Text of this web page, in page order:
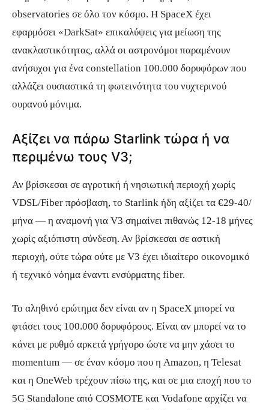
observatories σε όλο τον κόσμο. Η SpaceX έχει
εφαρμόσει «DarkSat» επικαλύψεις για μείωση της
ανακλαστικότητας, αλλά οι αστρονόμοι παραμένουν
ανήσυχοι για ένα constellation 100.000 δορυφόρων που
αλλάζει ουσιαστικά τη φωτεινότητα του νυχτερινού
ουρανού μόνιμα.
Αξίζει να πάρω Starlink τώρα ή να
περιμένω τους V3;
Αν βρίσκεσαι σε αγροτική ή νησιωτική περιοχή χωρίς
VDSL/Fiber πρόσβαση, το Starlink ήδη αξίζει τα €29-40/
μήνα — η αναμονή για V3 σημαίνει πιθανώς 12-18 μήνες
χωρίς αξιόπιστη σύνδεση. Αν βρίσκεσαι σε αστική
περιοχή, ούτε τώρα ούτε με V3 έχει ιδιαίτερο οικονομικό
ή τεχνικό νόημα έναντι ενσύρματης fiber.
Το αληθινό ερώτημα δεν είναι αν η SpaceX μπορεί να
φτάσει τους 100.000 δορυφόρους. Είναι αν μπορεί να το
κάνει με ρυθμό αρκετά γρήγορο ώστε να μην χάσει το
momentum — σε έναν κόσμο που η Amazon, η Telesat
και η OneWeb τρέχουν πίσω της, και σε μια εποχή που το
5G Standalone από COSMOTE και Vodafone αρχίζει να